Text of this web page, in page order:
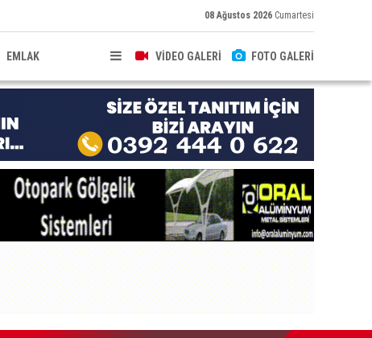
08 Ağustos 2026 Cumartesi
VİDEO GALERİ FOTO GALERİ
EMLAK